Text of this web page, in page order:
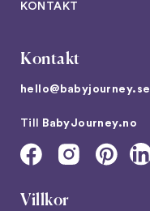
KONTAKT
Kontakt
hello@babyjourney.se
Till BabyJourney.no
Villkor